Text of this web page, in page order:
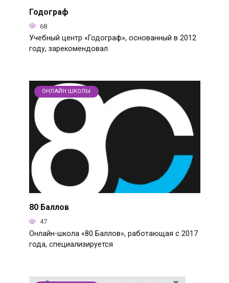
Годограф
68
Учебный центр «Годограф», основанный в 2012
году, зарекомендовал
ОНЛАЙН ШКОЛЫ
80 Баллов
47
Онлайн-школа «80 Баллов», работающая с 2017
года, специализируется